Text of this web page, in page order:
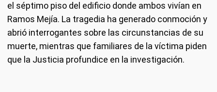
el séptimo piso del edificio donde ambos vivían en
Ramos Mejía. La tragedia ha generado conmoción y
abrió interrogantes sobre las circunstancias de su
muerte, mientras que familiares de la víctima piden
que la Justicia profundice en la investigación.